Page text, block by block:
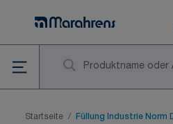
Startseite / Füllung Industrie Norm